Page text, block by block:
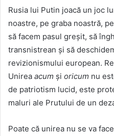
Rusia lui Putin joacă un joc
noastre, pe graba noastră,
să facem pasul greșit, să
transnistrean și să
revizionismului european.
Unirea acum și oricum nu
de patriotism lucid, este
maluri ale Prutului de un
Poate că unirea nu se va